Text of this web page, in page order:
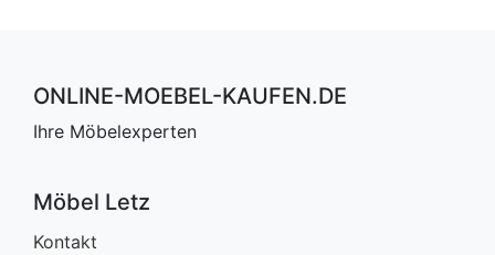
ONLINE-MOEBEL-KAUFEN.DE
Ihre Möbelexperten
Möbel Letz
Kontakt